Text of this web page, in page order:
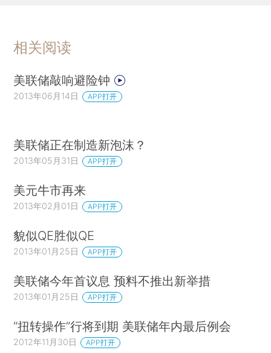
相关阅读
美联储敲响避险钟
2013年06月14日 APP打开
美联储正在制造新泡沫？
2013年05月31日 APP打开
美元牛市再来
2013年02月01日 APP打开
貌似QE胜似QE
2013年01月25日 APP打开
美联储今年首议息 预料不推出新举措
2013年01月25日 APP打开
“扭转操作”行将到期 美联储年内最后例会
2012年11月30日 APP打开